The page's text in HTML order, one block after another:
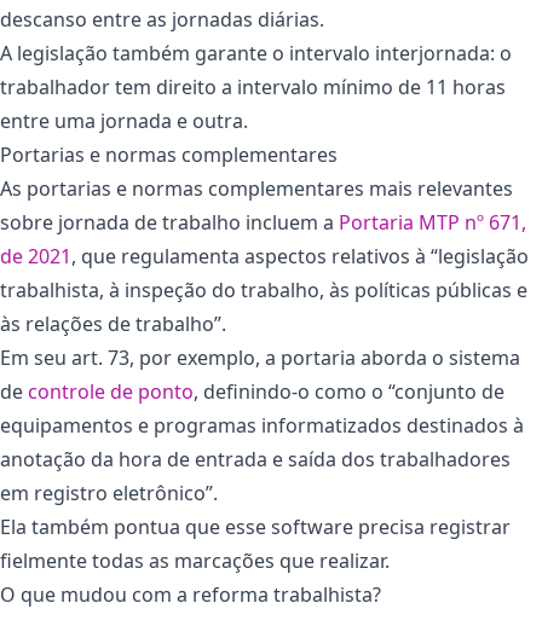
descanso entre as jornadas diárias.
A legislação também garante o intervalo interjornada: o
trabalhador tem direito a intervalo mínimo de 11 horas
entre uma jornada e outra.
Portarias e normas complementares
As portarias e normas complementares mais relevantes
sobre jornada de trabalho incluem a Portaria MTP nº 671,
de 2021, que regulamenta aspectos relativos à “legislação
trabalhista, à inspeção do trabalho, às políticas públicas e
às relações de trabalho”.
Em seu art. 73, por exemplo, a portaria aborda o sistema
decontrole de ponto, definindo-o como o “conjunto de
equipamentos e programas informatizados destinados à
anotação da hora de entrada e saída dos trabalhadores
em registro eletrônico”.
Ela também pontua que essesoftware precisa registrar
fielmente todas as marcações que realizar.
O que mudou com a reforma trabalhista?